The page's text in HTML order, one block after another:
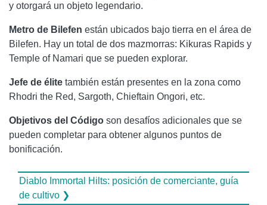
y otorgará un objeto legendario.
Metro de Bilefen están ubicados bajo tierra en el área de
Bilefen. Hay un total de dos mazmorras: Kikuras Rapids y
Temple of Namari que se pueden explorar.
Jefe de élite también están presentes en la zona como
Rhodri the Red, Sargoth, Chieftain Ongori, etc.
Objetivos del Código son desafíos adicionales que se
pueden completar para obtener algunos puntos de
bonificación.
Diablo Immortal Hilts: posición de comerciante, guía
de cultivo ❯